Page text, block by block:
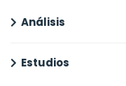
Análisis
Estudios